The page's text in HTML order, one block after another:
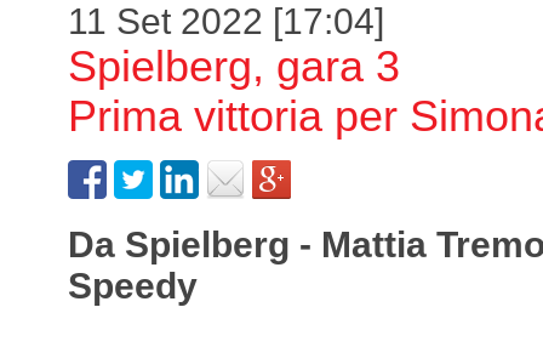
11 Set 2022 [17:04]
Spielberg, gara 3
Prima vittoria per
Da Spielberg - Mattia
Speedy